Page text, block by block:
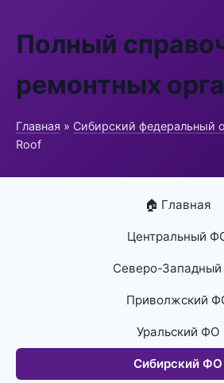
Полный
ремонтных
Главная » Сибирский федеральный
Roof
🏠 Главная
Центральный
Северо-
Приволжский
Уральский ФО
Сибирский ФО